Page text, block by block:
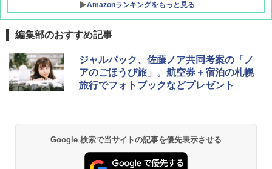
Amazonランキングをもっと見る
DEWEL パラソル 大型 ビーチ アウトドアパ
ラソル ガーデン サイトシート付 折りたたみ
防水 UVカット 4段階高さ調整 軽量 収納袋付
き
GRANDOOR ステンレス保冷剤 2個セット 2
026リニューアル 急速冷凍 空間倍増 衛生的
コンパクト 保冷力長持ち
編集部のおすすめ記事
ジャルパック、佐藤ノア共同考案の「ノ
アのごほうび旅」。航空券＋宿泊の札幌
旅行でフォトブックなどプレゼント
Google 検索で当サイトの記事を優先表示させる